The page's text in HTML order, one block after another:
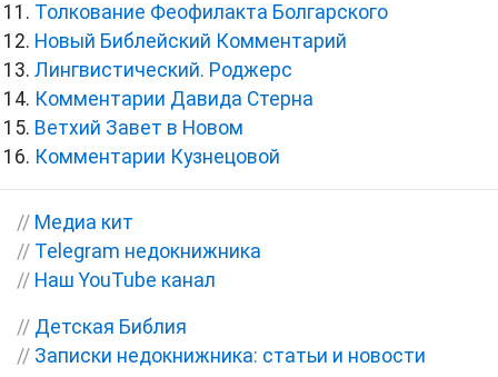
Толкование Феофилакта Болгарского
Новый Библейский Комментарий
Лингвистический. Роджерс
Комментарии Давида Стерна
Ветхий Завет в Новом
Комментарии Кузнецовой
// Медиа кит
// Telegram недокнижника
// Наш YouTube канал
// Детская Библия
// Записки недокнижника: статьи и новости